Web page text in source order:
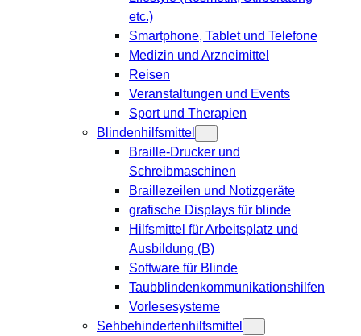
etc.)
Smartphone, Tablet und Telefone
Medizin und Arzneimittel
Reisen
Veranstaltungen und Events
Sport und Therapien
Blindenhilfsmittel
Braille-Drucker und
Schreibmaschinen
Braillezeilen und Notizgeräte
grafische Displays für blinde
Hilfsmittel für Arbeitsplatz und
Ausbildung (B)
Software für Blinde
Taubblindenkommunikationshilfen
Vorlesesysteme
Sehbehindertenhilfsmittel